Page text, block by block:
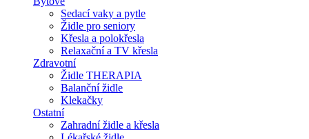
Sedací vaky a pytle
Židle pro seniory
Křesla a polokřesla
Relaxační a TV křesla
Zdravotní
Židle THERAPIA
Balanční židle
Klekačky
Ostatní
Zahradní židle a křesla